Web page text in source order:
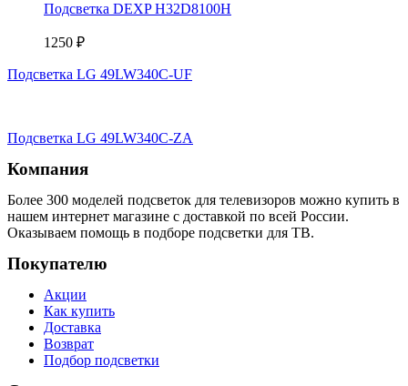
Подсветка DEXP H32D8100H
1250 ₽
Подсветка LG 49LW340C-UF
Подсветка LG 49LW340C-ZA
Компания
Более 300 моделей подсветок для телевизоров можно купить в
нашем интернет магазине с доставкой по всей России.
Оказываем помощь в подборе подсветки для ТВ.
Покупателю
Акции
Как купить
Доставка
Возврат
Подбор подсветки